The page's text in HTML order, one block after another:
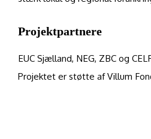
Projektpartnere
EUC Sjælland, NEG, ZBC og
Projektet er støtte af Villum